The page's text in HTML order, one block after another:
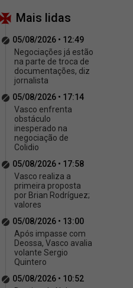
Mais lidas
05/08/2026 • 12:49
Negociações já estão
na parte de troca de
documentações, diz
jornalista
05/08/2026 • 17:14
Vasco enfrenta
obstáculo
inesperado na
negociação de
Colidio
05/08/2026 • 17:58
Vasco realiza a
primeira proposta
por Brian Rodríguez;
valores
05/08/2026 • 13:00
Após impasse com
Deossa, Vasco avalia
volante Sergio
Quintero
05/08/2026 • 10:52